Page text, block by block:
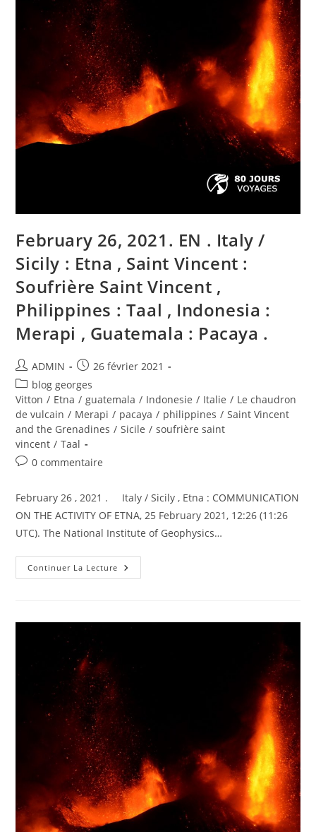
:
Taal
Indonésie
:
Sinabung
,
Mexique
:
Popocatepetl
,
Hawaii
:
Mauna
February 26, 2021. EN . Italy /
Sicily : Etna , Saint Vincent :
Soufrière Saint Vincent ,
Philippines : Taal , Indonesia :
Merapi , Guatemala : Pacaya .
Auteur/autrice
de
la
publication :
ADMIN
Publication
publiée :
26 février 2021
Post
category:
blog georges
Vitton / Etna / guatemala / Indonesie / Italie / Le chaudron
de vulcain / Merapi / pacaya / philippines / Saint Vincent
and the Grenadines / Sicile / soufrière saint
vincent / Taal
Commentaires
publication :
0 commentaire
February 26 , 2021 . Italy / Sicily , Etna : COMMUNICATION
ON THE ACTIVITY OF ETNA, 25 February 2021, 12:26 (11:26
UTC). The National Institute of Geophysics…
Continuer La Lecture February
26,
/
Soufrière
Saint
Vincent
,
Philippines
:
Taal
,
Indonesia
:
Merapi
,
Guatemala